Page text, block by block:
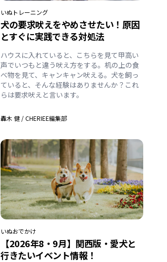
いぬトレーニング
犬の要求吠えをやめさせたい！原因
とすぐに実践できる対処法
ハウスに入れていると、こちらを見て甲高い
声でいつもと違う吠え方をする。机の上の食
べ物を見て、キャンキャン吠える。犬を飼っ
ていると、そんな経験はありませんか？これ
らは要求吠えと言います。
轟木 健 /CHERIEE編集部
いぬおでかけ
【2026年8・9月】関西版・愛犬と
行きたいイベント情報！